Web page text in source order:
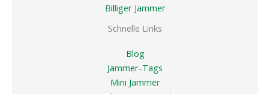
Billiger Jammer
Schnelle Links
Blog
Jammer-Tags
Mini Jammer